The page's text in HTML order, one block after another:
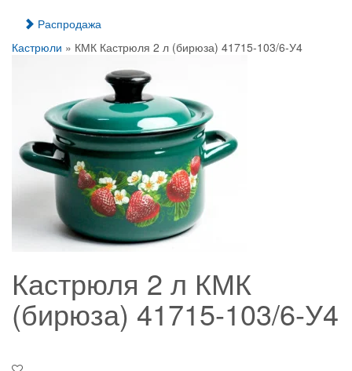
Распродажа
Кастрюли » КМК Кастрюля 2 л (бирюза) 41715-103/6-У4
Кастрюля 2 л КМК
(бирюза) 41715-103/6-У4